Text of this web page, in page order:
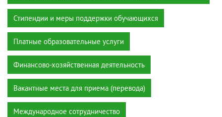
Стипендии и меры поддержки обучающихся
Платные образовательные услуги
Финансово-хозяйственная деятельность
Вакантные места для приема (перевода)
Международное сотрудничество